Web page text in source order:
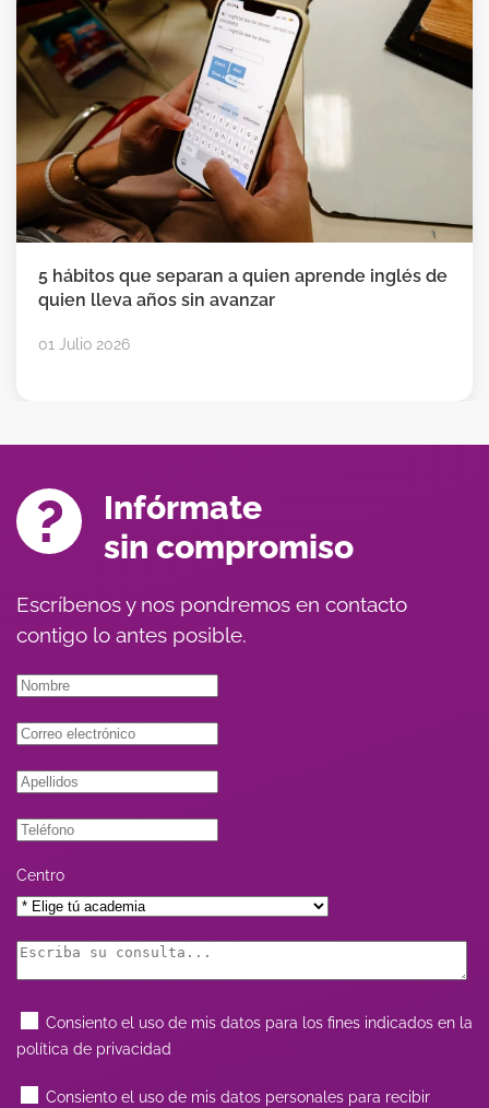
5 hábitos que separan a quien aprende inglés de
quien lleva años sin avanzar
01 Julio 2026
Infórmate
sin compromiso
Escríbenos y nos pondremos en contacto
contigo lo antes posible.
Centro
Consiento el uso de mis datos para los fines indicados en la
política de privacidad
Consiento el uso de mis datos personales para recibir